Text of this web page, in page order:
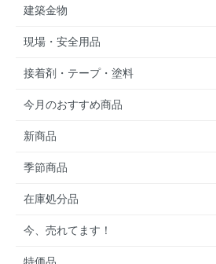
建築金物
現場・安全用品
接着剤・テープ・塗料
今月のおすすめ商品
新商品
季節商品
在庫処分品
今、売れてます！